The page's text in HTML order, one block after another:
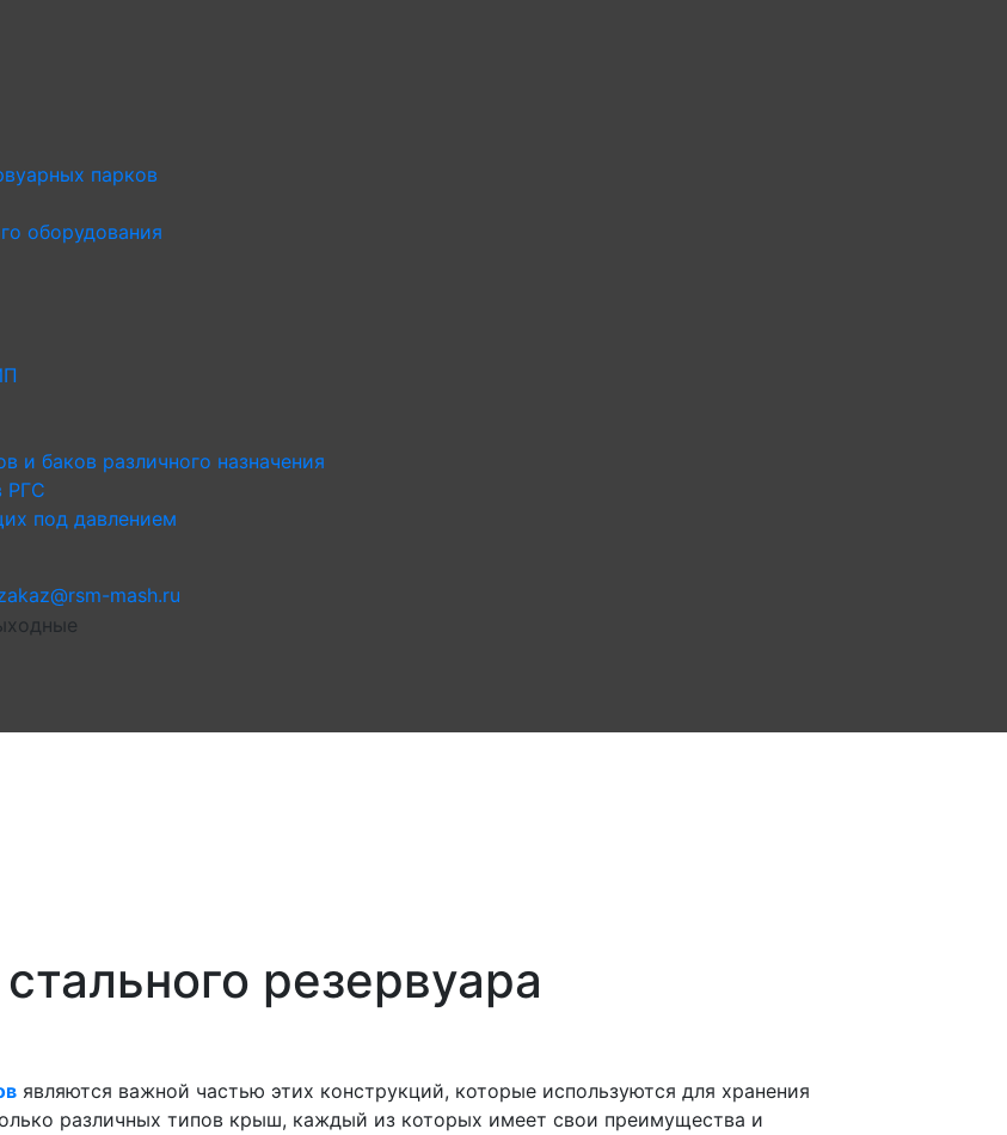
парков
оборудования
баков различного назначения
РГС
под давлением
mash.ru
резервуара
являются важной частью этих конструкций, которые используются для хранения
различных типов крыш, каждый из которых имеет свои преимущества и